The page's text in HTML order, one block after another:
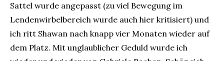
Sattel wurde angepasst (zu viel Bewegung im
Lendenwirbelbereich wurde auch hier kritisiert) und
ich ritt Shawan nach knapp vier Monaten wieder auf
dem Platz. Mit unglaublicher Geduld wurde ich